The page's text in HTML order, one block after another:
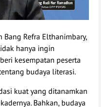
Refra Elthanimbary,
hanya ingin
kesempatan peserta
budaya literasi.
kuat yang ditanamkan
Bahkan, budaya